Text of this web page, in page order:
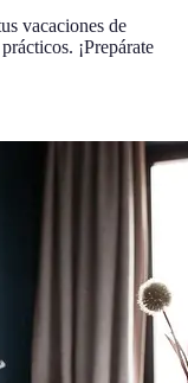
vacaciones de
¡Prepárate